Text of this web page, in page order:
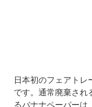
日本初のフェアトレ
です。通常廃棄され
るバナナペーパーは